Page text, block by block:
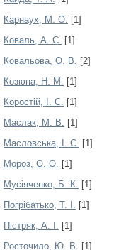
Карнаух, М. О. [1]
Коваль, А. С. [1]
Ковальова, О. В. [2]
Козюпа, Н. М. [1]
Коростій, І. С. [1]
Маслак, М. В. [1]
Масловська, І. С. [1]
Мороз, О. О. [1]
Мусіяченко, Б. К. [1]
Погрібатько, Т. І. [1]
Пістряк, А. І. [1]
Росточило, Ю. В. [1]